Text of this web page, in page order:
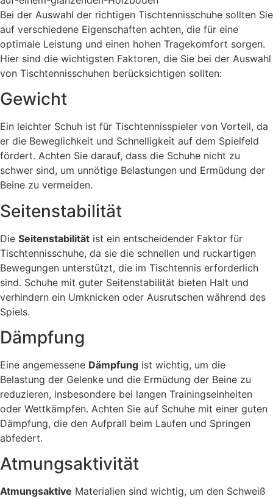
Bei der Auswahl der richtigen Tischtennisschuhe sollten Sie
auf verschiedene Eigenschaften achten, die für eine
optimale Leistung und einen hohen Tragekomfort sorgen.
Hier sind die wichtigsten Faktoren, die Sie bei der Auswahl
von Tischtennisschuhen berücksichtigen sollten:
Gewicht
Ein leichter Schuh ist für Tischtennisspieler von Vorteil, da
er die Beweglichkeit und Schnelligkeit auf dem Spielfeld
fördert. Achten Sie darauf, dass die Schuhe nicht zu
schwer sind, um unnötige Belastungen und Ermüdung der
Beine zu vermeiden.
Seitenstabilität
Die Seitenstabilität ist ein entscheidender Faktor für
Tischtennisschuhe, da sie die schnellen und ruckartigen
Bewegungen unterstützt, die im Tischtennis erforderlich
sind. Schuhe mit guter Seitenstabilität bieten Halt und
verhindern ein Umknicken oder Ausrutschen während des
Spiels.
Dämpfung
Eine angemessene Dämpfung ist wichtig, um die
Belastung der Gelenke und die Ermüdung der Beine zu
reduzieren, insbesondere bei langen Trainingseinheiten
oder Wettkämpfen. Achten Sie auf Schuhe mit einer guten
Dämpfung, die den Aufprall beim Laufen und Springen
abfedert.
Atmungsaktivität
Atmungsaktive Materialien sind wichtig, um den Schweiß